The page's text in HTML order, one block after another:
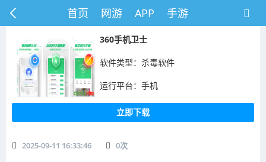
首页 网游 APP 手游
360手机卫士
软件类型：杀毒软件
运行平台：手机
立即下载
2025-09-11 16:33:46 0次